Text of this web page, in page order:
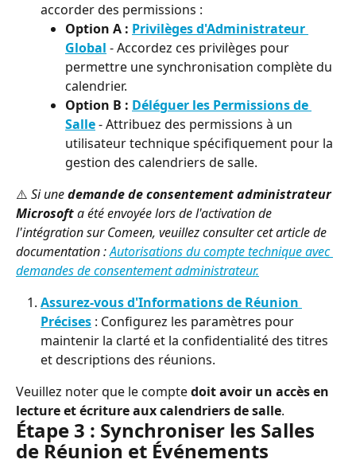
accorder des permissions :
Option A : Privilèges d'Administrateur
Global - Accordez ces privilèges pour
permettre une synchronisation complète du
calendrier.
Option B : Déléguer les Permissions de
Salle - Attribuez des permissions à un
utilisateur technique spécifiquement pour la
gestion des calendriers de salle.
⚠️ Si une demande de consentement administrateur
Microsoft a été envoyée lors de l'activation de
l'intégration sur Comeen, veuillez consulter cet article de
documentation : Autorisations du compte technique avec
demandes de consentement administrateur.
Assurez-vous d'Informations de Réunion
Précises : Configurez les paramètres pour
maintenir la clarté et la confidentialité des titres
et descriptions des réunions.
Veuillez noter que le compte doit avoir un accès en
lecture et écriture aux calendriers de salle.
Étape 3 : Synchroniser les Salles
de Réunion et Événements